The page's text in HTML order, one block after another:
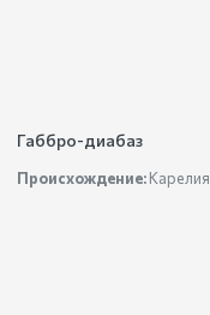
Габбро-диабаз
Происхождение:Карелия